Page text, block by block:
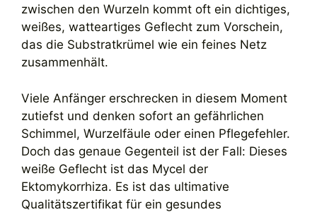
zwischen den Wurzeln kommt oft ein dichtiges,
weißes, watteartiges Geflecht zum Vorschein,
das die Substratkrümel wie ein feines Netz
zusammenhält.
Viele Anfänger erschrecken in diesem Moment
zutiefst und denken sofort an gefährlichen
Schimmel, Wurzelfäule oder einen Pflegefehler.
Doch das genaue Gegenteil ist der Fall: Dieses
weiße Geflecht ist das Mycel der
Ektomykorrhiza. Es ist das ultimative
Qualitätszertifikat für ein gesundes